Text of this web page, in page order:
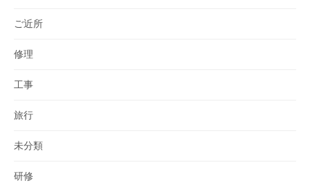
ご近所
修理
工事
旅行
未分類
研修